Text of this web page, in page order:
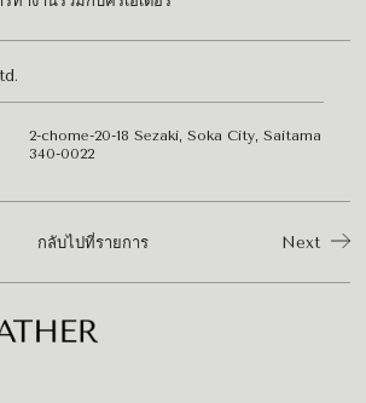
2-chome-20-18 Sezaki, Soka City, Saitama
340-0022
กลับไปที่รายการ Next